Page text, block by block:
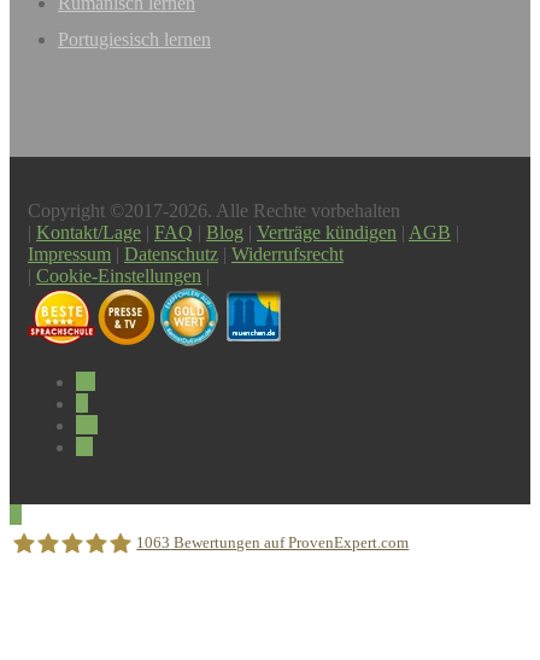
Portugiesisch lernen
Copyright ©2017-2026. Alle Rechte vorbehalten
| Kontakt/Lage | FAQ | Blog | Verträge kündigen | AGB |
Impressum | Datenschutz | Widerrufsrecht
| Cookie-Einstellungen |
1063 Bewertungen auf ProvenExpert.com